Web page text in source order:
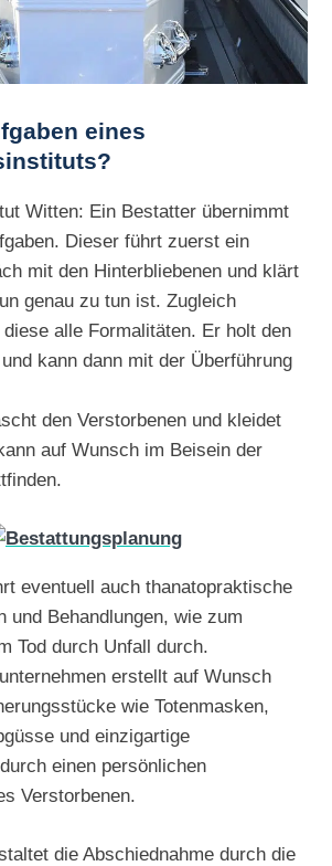
eines
Witten: Ein Bestatter übernimmt
Dieser führt zuerst ein
mit den Hinterbliebenen und klärt
genau zu tun ist. Zugleich
alle Formalitäten. Er holt den
kann dann mit der Überführung
den Verstorbenen und kleidet
auf Wunsch im Beisein der
eventuell auch thanatopraktische
und Behandlungen, wie zum
Tod durch Unfall durch.
erstellt auf Wunsch
wie Totenmasken,
und einzigartige
einen persönlichen
Verstorbenen.
die Abschiednahme durch die